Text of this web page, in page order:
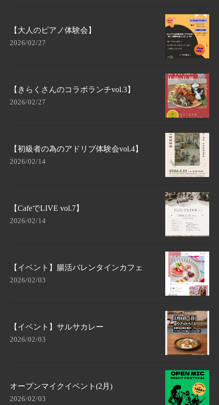
【大人のピアノ体験会】
2026/02/27
【きらくさんのコラボランチvol.3】
2026/02/27
【初級者の為のアドリブ体験会vol.4】
2026/02/14
【CafeでLIVE vol.7】
2026/02/14
【イベント】腸活バレンタインカフェ
2026/02/03
【イベント】サルサカレー
2026/02/03
オープンマイクイベント(2月)
2026/02/03